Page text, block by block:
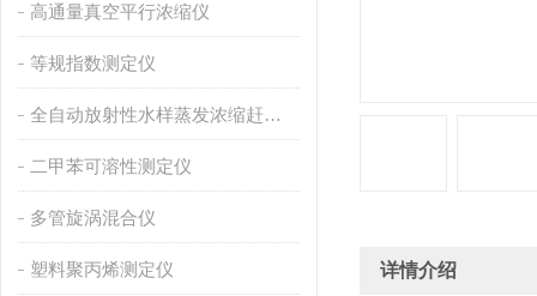
高通量真空平行浓缩仪
等规指数测定仪
全自动放射性水样蒸发浓缩赶酸仪
二甲苯可溶性测定仪
多管旋涡混合仪
塑料聚丙烯测定仪 详情介绍